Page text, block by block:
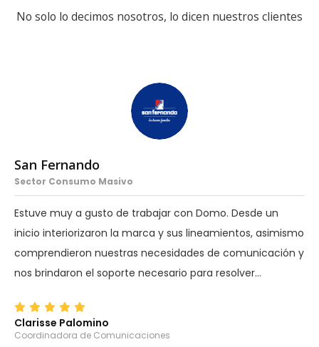
No solo lo decimos nosotros, lo dicen nuestros clientes
San Fernando
Sector Consumo Masivo
Estuve muy a gusto de trabajar con Domo. Desde un
inicio interiorizaron la marca y sus lineamientos, asimismo
comprendieron nuestras necesidades de comunicación y
nos brindaron el soporte necesario para resolver…
Clarisse Palomino
Coordinadora de Comunicaciones